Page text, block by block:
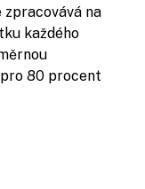
zpracovává na
každého
80 procent